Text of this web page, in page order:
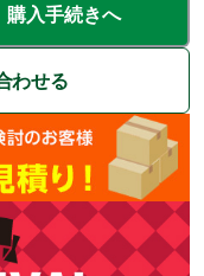
購入手続きへ
わせる